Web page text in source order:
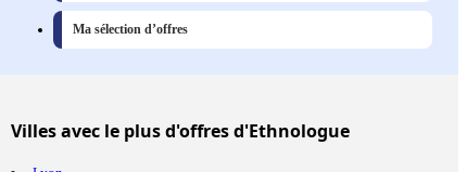
Ma sélection d’offres
Villesavec le plus d'offres d'Ethnologue